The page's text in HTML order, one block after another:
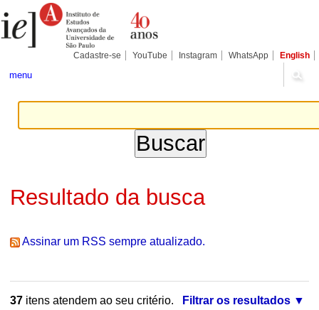
para
conteúdo.
Pessoais
Cadastre-se YouTube Instagram WhatsApp English
menu
Resultado da busca
Assinar um RSS sempre atualizado.
37itens atendem ao seu critério.
Filtrar os resultados